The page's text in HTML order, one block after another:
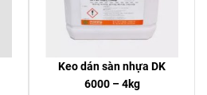
Keo dán sàn nhựa DK
6000 – 4kg